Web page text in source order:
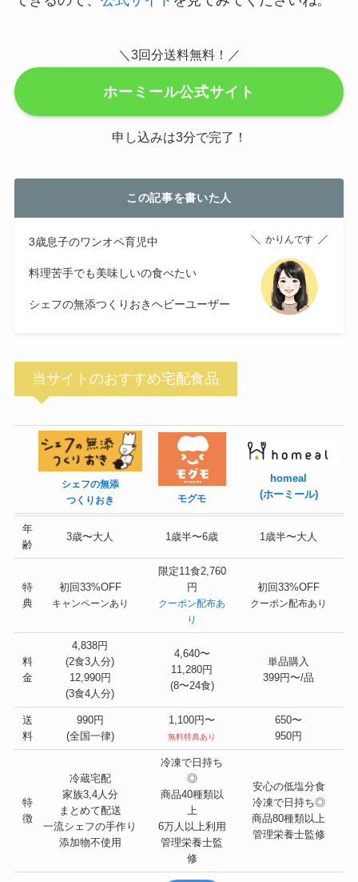
＼3回分送料無料！／
ホーミール公式サイト
申し込みは3分で完了！
この記事を書いた人
3歳息子のワンオペ育児中
料理苦手でも美味しいの食べたい
シェフの無添つくりおきヘビーユーザー
かりんです
当サイトのおすすめ宅配食品
シェフの無添
つくりおき
モグモ
homeal
(ホーミール)
年
齢
3歳〜大人 1歳半〜6歳 1歳半〜大人
特
典
初回33%OFF
キャンペーンあり
限定11食2,760
円
クーポン配布あ
り
初回33%OFF
クーポン配布あり
料
金
4,838円
(2食3人分)
12,990円
(3食4人分)
4,640〜
11,280円
(8〜24食)
単品購入
399円〜/品
送
料
990円
(全国一律)
1,100円〜
無料特典あり
650〜
950円
特
徴
冷蔵宅配
家族3,4人分
まとめて配送
一流シェフの手作り
添加物不使用
冷凍で日持ち
◎
商品40種類以
上
6万人以上利用
管理栄養士監
修
安心の低塩分食
冷凍で日持ち◎
商品80種類以上
管理栄養士監修